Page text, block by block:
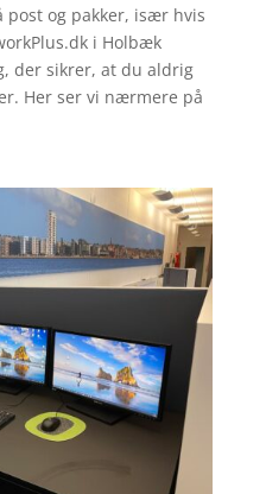
og pakker, især hvis
i Holbæk
der sikrer, at du aldrig
Her ser vi nærmere på